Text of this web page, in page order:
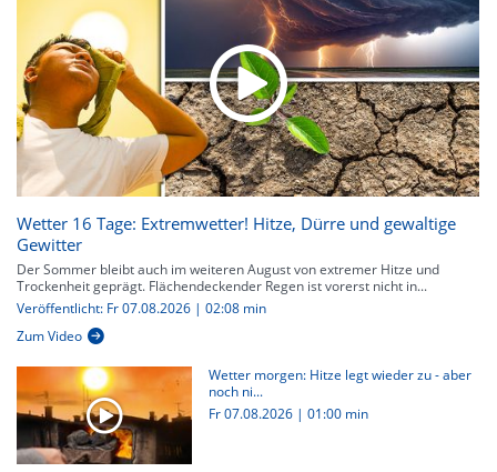
Wetter 16 Tage: Extremwetter! Hitze, Dürre und gewaltige
Gewitter
Der Sommer bleibt auch im weiteren August von extremer Hitze und
Trockenheit geprägt. Flächendeckender Regen ist vorerst nicht in...
Veröffentlicht: Fr 07.08.2026 | 02:08 min
Zum Video
Wetter morgen: Hitze legt wieder zu - aber
noch ni...
Fr 07.08.2026 | 01:00 min